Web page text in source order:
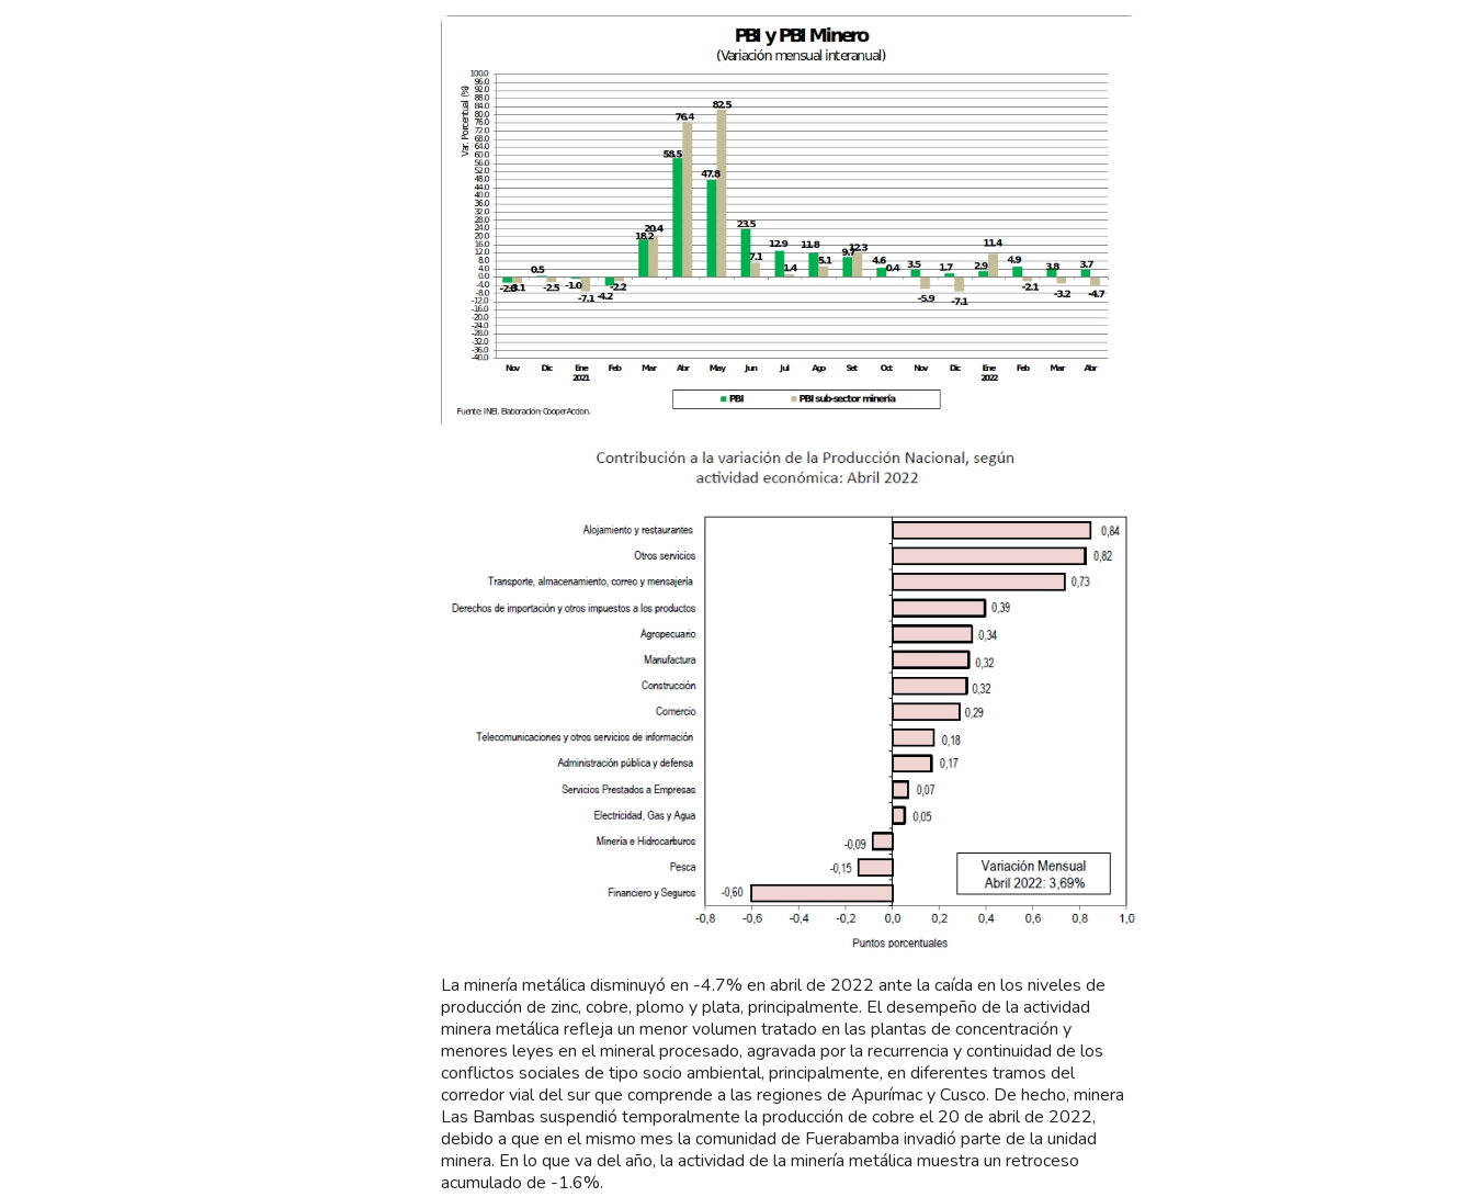
La minería metálica disminuyó en -4.7% en abril de 2022 ante la caída en los niveles de
producción de zinc, cobre, plomo y plata, principalmente. El desempeño de la actividad
minera metálica refleja un menor volumen tratado en las plantas de concentración y
menores leyes en el mineral procesado, agravada por la recurrencia y continuidad de los
conflictos sociales de tipo socio ambiental, principalmente, en diferentes tramos del
corredor vial del sur que comprende a las regiones de Apurímac y Cusco. De hecho, minera
Las Bambas suspendió temporalmente la producción de cobre el 20 de abril de 2022,
debido a que en el mismo mes la comunidad de Fuerabamba invadió parte de la unidad
minera. En lo que va del año, la actividad de la minería metálica muestra un retroceso
acumulado de -1.6%.